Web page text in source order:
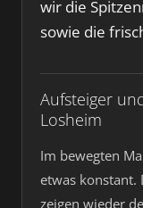
wir die
sowie die
Aufsteiger
Losheim
Im bewegten
etwas konstant.
zeigen wieder